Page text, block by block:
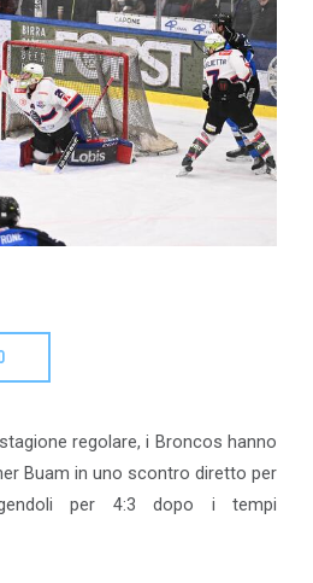
regolare, i Broncos hanno
Buam in uno scontro diretto per
per 4:3 dopo i tempi